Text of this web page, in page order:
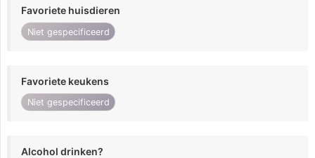
Favoriete huisdieren
Niet gespecificeerd
Favoriete keukens
Niet gespecificeerd
Alcohol drinken?